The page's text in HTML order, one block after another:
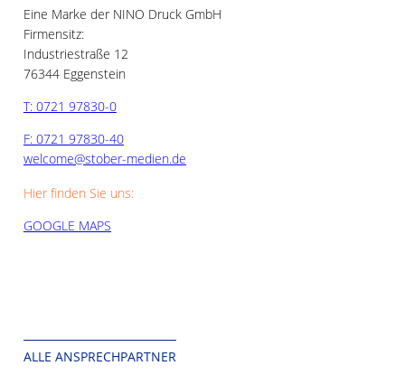
Eine Marke der NINO Druck GmbH
Firmensitz:
Industriestraße 12
76344 Eggenstein
T: 0721 97830-0
F: 0721 97830-40
welcome@stober-medien.de
Hier finden Sie uns:
GOOGLE MAPS
ALLE ANSPRECHPARTNER